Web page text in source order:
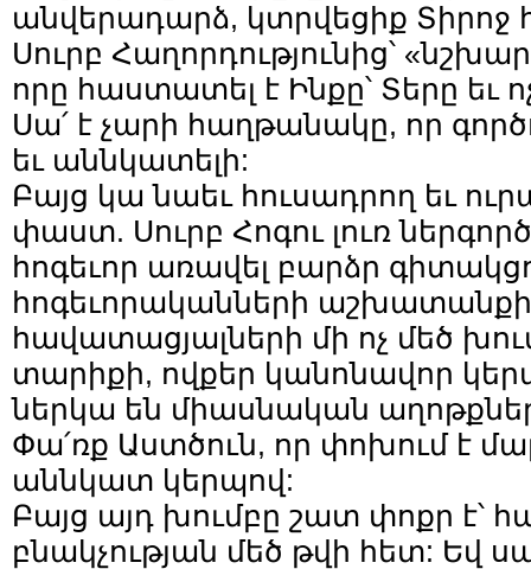
անվերադարձ, կտրվեցիք Տիրոջ
Սուրբ Հաղորդությունից՝
որը հաստատել է Ինքը՝ Տերը եւ
Սա՛ է չարի հաղթանակը, որ
եւ աննկատելի:
Բայց կա նաեւ հուսադրող եւ
փաստ. Սուրբ Հոգու լուռ
հոգեւոր առավել բարձր
հոգեւորականների աշխատանքի
հավատացյալների մի ոչ մեծ
տարիքի, ովքեր կանոնավոր
ներկա են միասնական
Փա՛ռք Աստծուն, որ փոխում է
աննկատ կերպով:
Բայց այդ խումբը շատ փոքր է՝
բնակչության մեծ թվի հետ: Եվ